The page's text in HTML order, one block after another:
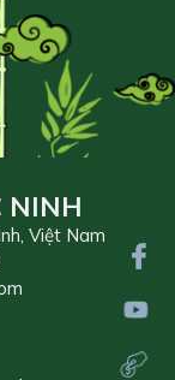
NINH
Việt Nam